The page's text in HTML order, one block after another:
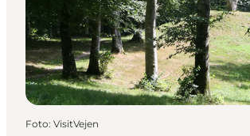
Foto: VisitVejen